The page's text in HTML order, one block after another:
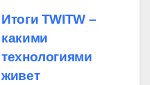
Итоги TWITW –
какими
технологиями
живет